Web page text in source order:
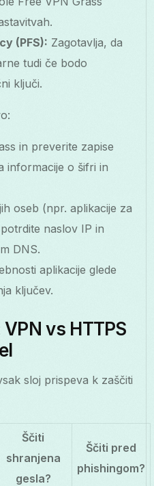
(PFS): Zagotavlja, da
tudi če bodo
ključi.
in preverite zapise
informacije o šifri in
oseb (npr. aplikacije za
naslov IP in
DNS.
aplikacije glede
ključev.
vs HTTPS
sloj prispeva k zaščiti
Ščiti
shranjena
gesla?
Ščiti pred
phishingom?